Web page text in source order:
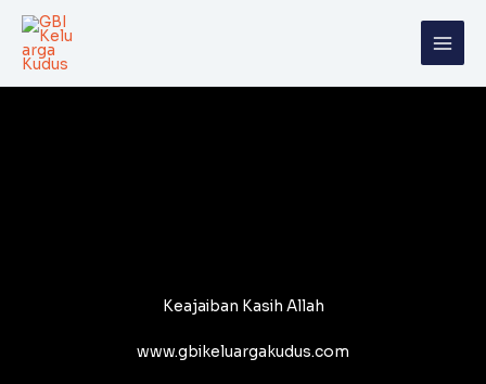
Skip
content
Keajaiban Kasih Allah
www.gbikeluargakudus.com